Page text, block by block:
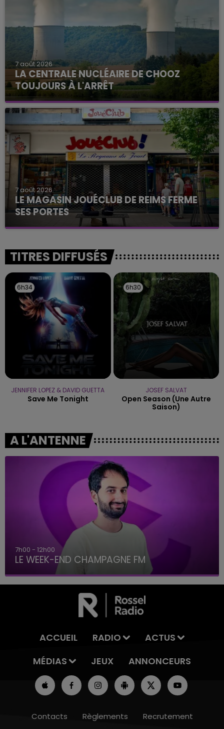
7 août 2026
LA CENTRALE NUCLÉAIRE DE CHOOZ
TOUJOURS À L'ARRÊT
Cela fait déjà une semaine que la centrale
nucléaire ardennaise est à l'arrêt. Une situation
justifiée par la sécheresse intense qui est toujours
présente.
7 août 2026
LE MAGASIN JOUÉCLUB DE REIMS FERME
SES PORTES
C'était l'une des institutions du centre-ville
fermer ses portes.
TITRES DIFFUSÉS
6h34
6h34
JENNIFER LOPEZ & DAVID GUETTA
Save Me Tonight
6h30
6h30
JOSEF SALVAT
Open Season (une Autre
Saison)
A L'ANTENNE
7h00 - 12h00
LE WEEK-END CHAMPAGNE FM
ACCUEIL RADIO
ACTUS
MÉDIAS
JEUX ANNONCEURS
Contacts Règlements Recrutement